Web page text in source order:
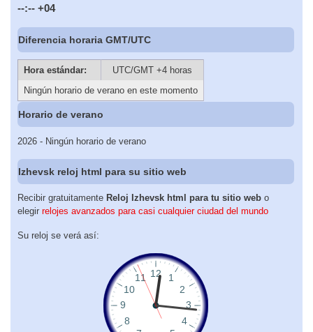
--:-- +04
Diferencia horaria GMT/UTC
Hora estándar:
UTC/GMT +4 horas
Ningún horario de verano en este momento
Horario de verano
2026 - Ningún horario de verano
Izhevsk reloj html para su sitio web
Recibir gratuitamente Reloj Izhevsk html para tu sitio web o
elegir relojes avanzados para casi cualquier ciudad del mundo
Su reloj se verá así: